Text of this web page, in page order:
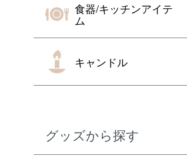
食器/キッチンアイテ
ム
キャンドル
グッズから探す